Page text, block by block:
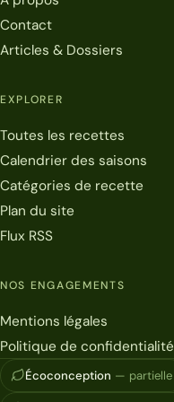
Contact
Articles & Dossiers
EXPLORER
Toutes les recettes
Calendrier des saisons
Catégories de recette
Plan du site
Flux RSS
NOS ENGAGEMENTS
Mentions légales
Politique de confidentialité
Écoconception — partielle